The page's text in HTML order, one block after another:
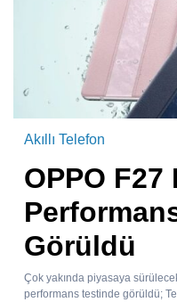
Akıllı Telefon
OPPO F27
Görüldü
Çok yakında piyasaya
performans testinde görüldü;